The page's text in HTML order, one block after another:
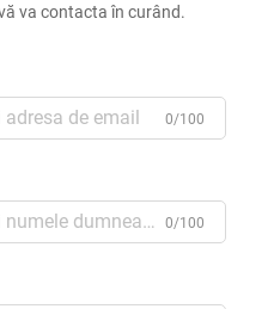
va contacta în curând.
0/100
0/100